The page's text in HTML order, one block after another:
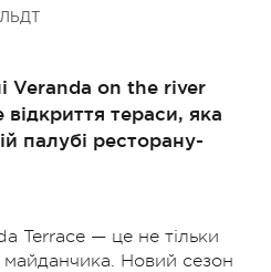
Veranda on the river
відкриття тераси, яка
палубі ресторану-
Terrace — це не тільки
майданчика. Новий сезон